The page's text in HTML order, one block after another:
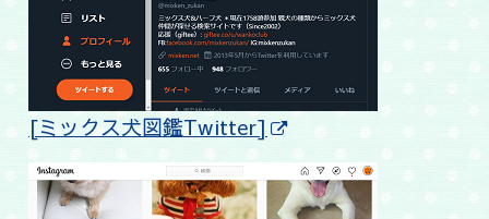
[ミックス犬図鑑Twitter]